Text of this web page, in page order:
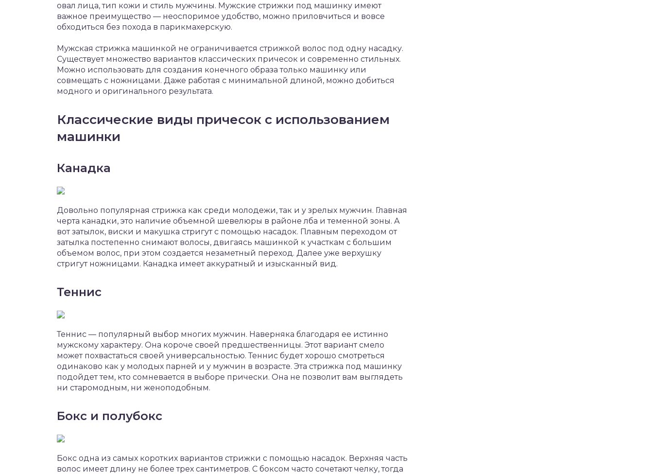
овал лица, тип кожи и стиль мужчины. Мужские стрижки под машинку имеют
важное преимущество — неоспоримое удобство, можно приловчиться и вовсе
обходиться без похода в парикмахерскую.
Мужская стрижка машинкой не ограничивается стрижкой волос под одну насадку.
Существует множество вариантов классических причесок и современно стильных.
Можно использовать для создания конечного образа только машинку или
совмещать с ножницами. Даже работая с минимальной длиной, можно добиться
модного и оригинального результата.
Классические виды причесок с использованием
машинки
Канадка
Довольно популярная стрижка как среди молодежи, так и у зрелых мужчин. Главная
черта канадки, это наличие объемной шевелюры в районе лба и теменной зоны. А
вот затылок, виски и макушка стригут с помощью насадок. Плавным переходом от
затылка постепенно снимают волосы, двигаясь машинкой к участкам с большим
объемом волос, при этом создается незаметный переход. Далее уже верхушку
стригут ножницами. Канадка имеет аккуратный и изысканный вид.
Теннис
Теннис — популярный выбор многих мужчин. Наверняка благодаря ее истинно
мужскому характеру. Она короче своей предшественницы. Этот вариант смело
может похвастаться своей универсальностью. Теннис будет хорошо смотреться
одинаково как у молодых парней и у мужчин в возрасте. Эта стрижка под машинку
подойдет тем, кто сомневается в выборе прически. Она не позволит вам выглядеть
ни старомодным, ни женоподобным.
Бокс и полубокс
Бокс одна из самых коротких вариантов стрижки с помощью насадок. Верхняя часть
волос имеет длину не более трех сантиметров. С боксом часто сочетают челку, тогда